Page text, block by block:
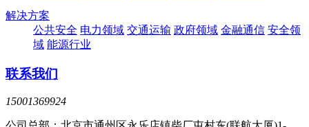
解决方案
公共安全 电力领域 交通运输 政府领域 金融通信 安全领
域 能源行业
联系我们
15001369924